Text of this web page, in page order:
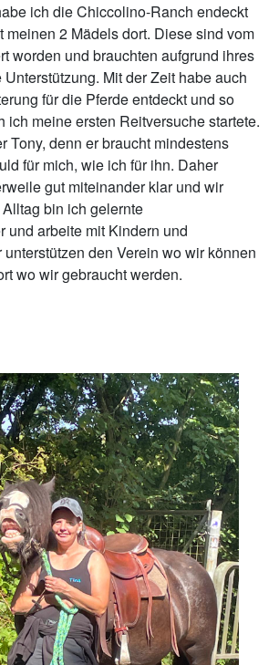
ich die Chiccolino-Ranch endeckt
meinen 2 Mädels dort. Diese sind vom
worden und brauchten aufgrund ihres
Mit der Zeit habe auch
für die Pferde entdeckt und so
ich meine ersten Reitversuche startete.
Tony, denn er braucht mindestens
für mich, wie ich für ihn. Daher
gut miteinander klar und wir
bin ich gelernte
und arbeite mit Kindern und
den Verein wo wir können
wo wir gebraucht werden.